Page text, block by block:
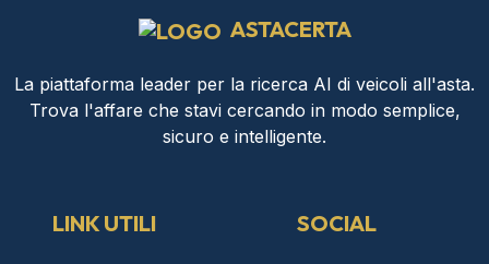
ASTACERTA
La piattaforma leader per la ricerca AI di veicoli all'asta.
Trova l'affare che stavi cercando in modo semplice,
sicuro e intelligente.
LINK UTILI SOCIAL